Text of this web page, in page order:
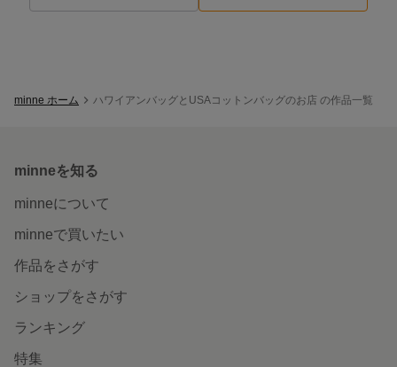
minne ホーム ハワイアンバッグとUSAコットンバッグのお店 の作品一覧
minneを知る
minneについて
minneで買いたい
作品をさがす
ショップをさがす
ランキング
特集